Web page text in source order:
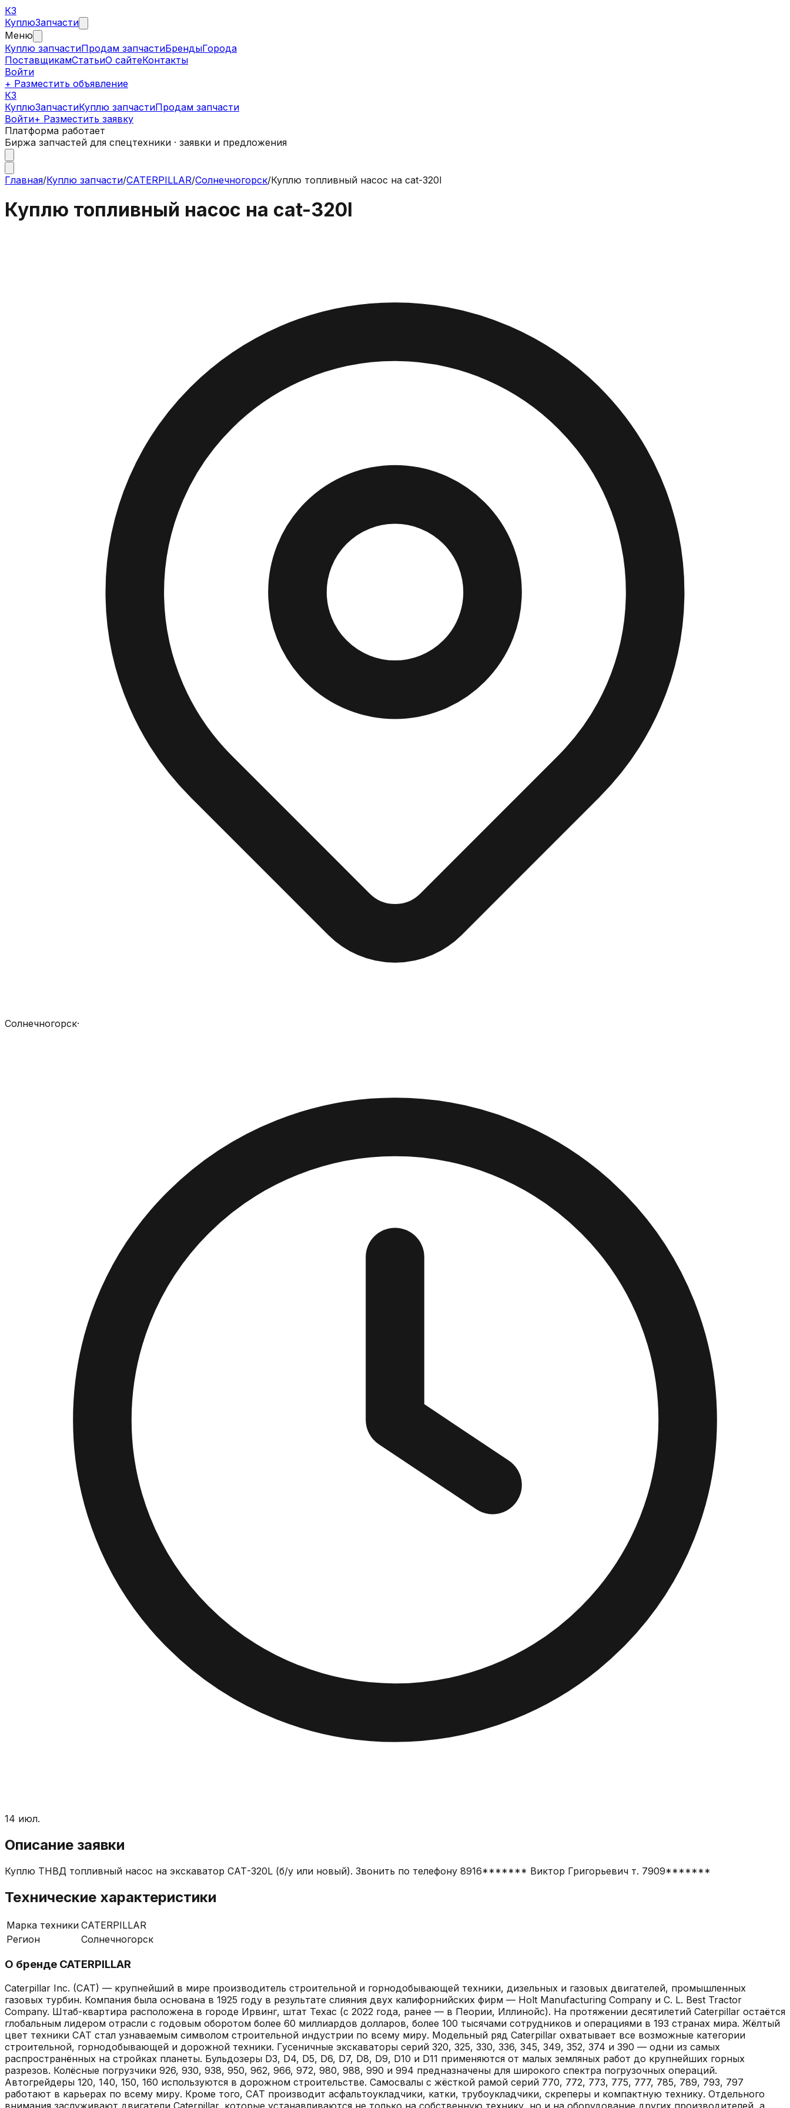
КЗ
КуплюЗапчасти
Меню
Куплю запчастиПродам запчастиБрендыГорода
ПоставщикамСтатьиО сайтеКонтакты
Войти
+ Разместить объявление
КЗ
КуплюЗапчастиКуплю запчастиПродам запчасти
Войти+ Разместить заявку
Платформа работает
Биржа запчастей для спецтехники · заявки и предложения
Главная/Куплю запчасти/CATERPILLAR/Солнечногорск/Куплю топливный насос на cat-320l
Куплю топливный насос на cat-320l
Солнечногорск·
14 июл.
Описание заявки
Куплю ТНВД топливный насос на экскаватор САТ-320L (б/у или новый). Звонить по телефону 8916******* Виктор Григорьевич т. 7909*******
Технические характеристики
Марка техники CATERPILLAR
Регион
Солнечногорск
О бренде CATERPILLAR
Caterpillar Inc. (CAT) — крупнейший в мире производитель строительной и горнодобывающей техники, дизельных и газовых двигателей, промышленных
газовых турбин. Компания была основана в 1925 году в результате слияния двух калифорнийских фирм — Holt Manufacturing Company и C. L. Best Tractor
Company. Штаб-квартира расположена в городе Ирвинг, штат Техас (с 2022 года, ранее — в Пеории, Иллинойс). На протяжении десятилетий Caterpillar остаётся
глобальным лидером отрасли с годовым оборотом более 60 миллиардов долларов, более 100 тысячами сотрудников и операциями в 193 странах мира. Жёлтый
цвет техники CAT стал узнаваемым символом строительной индустрии по всему миру. Модельный ряд Caterpillar охватывает все возможные категории
строительной, горнодобывающей и дорожной техники. Гусеничные экскаваторы серий 320, 325, 330, 336, 345, 349, 352, 374 и 390 — одни из самых
распространённых на стройках планеты. Бульдозеры D3, D4, D5, D6, D7, D8, D9, D10 и D11 применяются от малых земляных работ до крупнейших горных
разрезов. Колёсные погрузчики 926, 930, 938, 950, 962, 966, 972, 980, 988, 990 и 994 предназначены для широкого спектра погрузочных операций.
Автогрейдеры 120, 140, 150, 160 используются в дорожном строительстве. Самосвалы с жёсткой рамой серий 770, 772, 773, 775, 777, 785, 789, 793, 797
работают в карьерах по всему миру. Кроме того, CAT производит асфальтоукладчики, катки, трубоукладчики, скреперы и компактную технику. Отдельного
внимания заслуживают двигатели Caterpillar, которые устанавливаются не только на собственную технику, но и на оборудование других производителей, а